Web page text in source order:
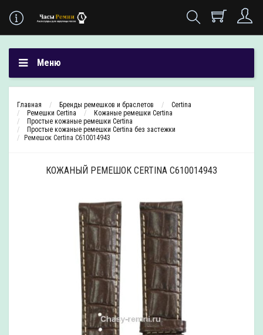
Меню
Главная Бренды ремешков и браслетов
Certina
Ремешки Certina
Кожаные ремешки Certina
Простые кожаные ремешки Certina
Простые кожаные ремешки Certina без застежки
Ремешок Certina C610014943
КОЖАНЫЙ РЕМЕШОК CERTINA C610014943